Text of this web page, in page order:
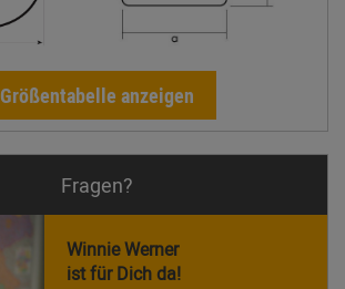
Größentabelle anzeigen
Fragen?
Winnie Werner
ist für Dich da!